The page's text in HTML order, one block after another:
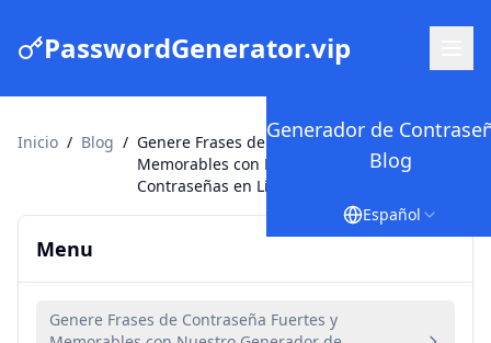
PasswordGenerator.vip
Generador de
Blog
Español
Inicio / Blog / Genere Frases de Contraseña Fuertes y
Memorables con Nuestro Generador de
Contraseñas en Línea
Menu
Genere Frases de Contraseña Fuertes y